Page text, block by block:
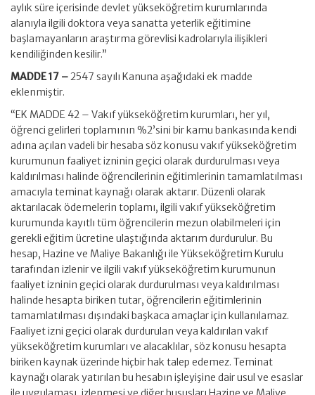
aylık süre içerisinde devlet yükseköğretim kurumlarında
alanıyla ilgili doktora veya sanatta yeterlik eğitimine
başlamayanların araştırma görevlisi kadrolarıyla ilişikleri
kendiliğinden kesilir.”
MADDE 17 –2547 sayılı Kanuna aşağıdaki ek madde
eklenmiştir.
“EK MADDE 42 – Vakıf yükseköğretim kurumları, her yıl,
öğrenci gelirleri toplamının %2’sini bir kamu bankasında kendi
adına açılan vadeli bir hesaba söz konusu vakıf yükseköğretim
kurumunun faaliyet izninin geçici olarak durdurulması veya
kaldırılması halinde öğrencilerinin eğitimlerinin tamamlatılması
amacıyla teminat kaynağı olarak aktarır. Düzenli olarak
aktarılacak ödemelerin toplamı, ilgili vakıf yükseköğretim
kurumunda kayıtlı tüm öğrencilerin mezun olabilmeleri için
gerekli eğitim ücretine ulaştığında aktarım durdurulur. Bu
hesap, Hazine ve Maliye Bakanlığı ile Yükseköğretim Kurulu
tarafından izlenir ve ilgili vakıf yükseköğretim kurumunun
faaliyet izninin geçici olarak durdurulması veya kaldırılması
halinde hesapta biriken tutar, öğrencilerin eğitimlerinin
tamamlatılması dışındaki başkaca amaçlar için kullanılamaz.
Faaliyet izni geçici olarak durdurulan veya kaldırılan vakıf
yükseköğretim kurumları ve alacaklılar, söz konusu hesapta
biriken kaynak üzerinde hiçbir hak talep edemez. Teminat
kaynağı olarak yatırılan bu hesabın işleyişine dair usul ve esaslar